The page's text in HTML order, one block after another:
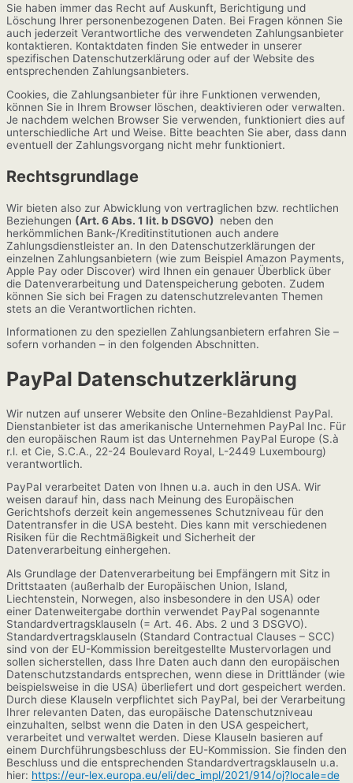
Sie haben immer das Recht auf Auskunft, Berichtigung und
Löschung Ihrer personenbezogenen Daten. Bei Fragen können Sie
auch jederzeit Verantwortliche des verwendeten Zahlungsanbieter
kontaktieren. Kontaktdaten finden Sie entweder in unserer
spezifischen Datenschutzerklärung oder auf der Website des
entsprechenden Zahlungsanbieters.
Cookies, die Zahlungsanbieter für ihre Funktionen verwenden,
können Sie in Ihrem Browser löschen, deaktivieren oder verwalten.
Je nachdem welchen Browser Sie verwenden, funktioniert dies auf
unterschiedliche Art und Weise. Bitte beachten Sie aber, dass dann
eventuell der Zahlungsvorgang nicht mehr funktioniert.
Rechtsgrundlage
Wir bieten also zur Abwicklung von vertraglichen bzw. rechtlichen
Beziehungen (Art. 6 Abs. 1 lit. b DSGVO) neben den
herkömmlichen Bank-/Kreditinstitutionen auch andere
Zahlungsdienstleister an. In den Datenschutzerklärungen der
einzelnen Zahlungsanbietern (wie zum Beispiel Amazon Payments,
Apple Pay oder Discover) wird Ihnen ein genauer Überblick über
die Datenverarbeitung und Datenspeicherung geboten. Zudem
können Sie sich bei Fragen zu datenschutzrelevanten Themen
stets an die Verantwortlichen richten.
Informationen zu den speziellen Zahlungsanbietern erfahren Sie –
sofern vorhanden – in den folgenden Abschnitten.
PayPal Datenschutzerklärung
Wir nutzen auf unserer Website den Online-Bezahldienst PayPal.
Dienstanbieter ist das amerikanische Unternehmen PayPal Inc. Für
den europäischen Raum ist das Unternehmen PayPal Europe (S.à
r.l. et Cie, S.C.A., 22-24 Boulevard Royal, L-2449 Luxembourg)
verantwortlich.
PayPal verarbeitet Daten von Ihnen u.a. auch in den USA. Wir
weisen darauf hin, dass nach Meinung des Europäischen
Gerichtshofs derzeit kein angemessenes Schutzniveau für den
Datentransfer in die USA besteht. Dies kann mit verschiedenen
Risiken für die Rechtmäßigkeit und Sicherheit der
Datenverarbeitung einhergehen.
Als Grundlage der Datenverarbeitung bei Empfängern mit Sitz in
Drittstaaten (außerhalb der Europäischen Union, Island,
Liechtenstein, Norwegen, also insbesondere in den USA) oder
einer Datenweitergabe dorthin verwendet PayPal sogenannte
Standardvertragsklauseln (= Art. 46. Abs. 2 und 3 DSGVO).
Standardvertragsklauseln (Standard Contractual Clauses – SCC)
sind von der EU-Kommission bereitgestellte Mustervorlagen und
sollen sicherstellen, dass Ihre Daten auch dann den europäischen
Datenschutzstandards entsprechen, wenn diese in Drittländer (wie
beispielsweise in die USA) überliefert und dort gespeichert werden.
Durch diese Klauseln verpflichtet sich PayPal, bei der Verarbeitung
Ihrer relevanten Daten, das europäische Datenschutzniveau
einzuhalten, selbst wenn die Daten in den USA gespeichert,
verarbeitet und verwaltet werden. Diese Klauseln basieren auf
einem Durchführungsbeschluss der EU-Kommission. Sie finden den
Beschluss und die entsprechenden Standardvertragsklauseln u.a.
hier: https://eur-lex.europa.eu/eli/dec_impl/2021/914/oj?locale=de